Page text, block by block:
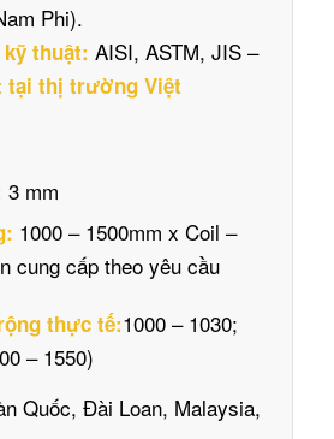
Phi).
thuật: AISI, ASTM, JIS –
tại thị trường Việt
3 mm
1000 – 1500mm x Coil –
cung cấp theo yêu cầu
thực tế:1000 – 1030;
– 1550)
Quốc, Đài Loan, Malaysia,